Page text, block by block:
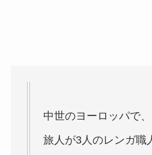
中世のヨーロッパで、
旅人が3人のレンガ職